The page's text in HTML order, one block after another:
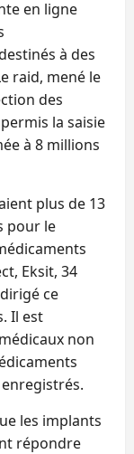
en ligne
à des
raid, mené le
des
la saisie
à 8 millions
plus de 13
pour le
Eksit, 34
ce
Il est
non
les implants
répondre